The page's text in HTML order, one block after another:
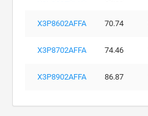
X3P8602AFFA 70.74
X3P8702AFFA 74.46
X3P8902AFFA 86.87